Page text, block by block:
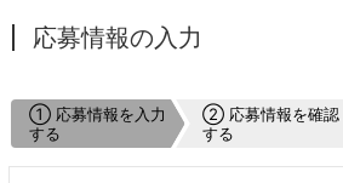
応募情報の入力
① 応募情報を入力
する
② 応募情報を確認
する